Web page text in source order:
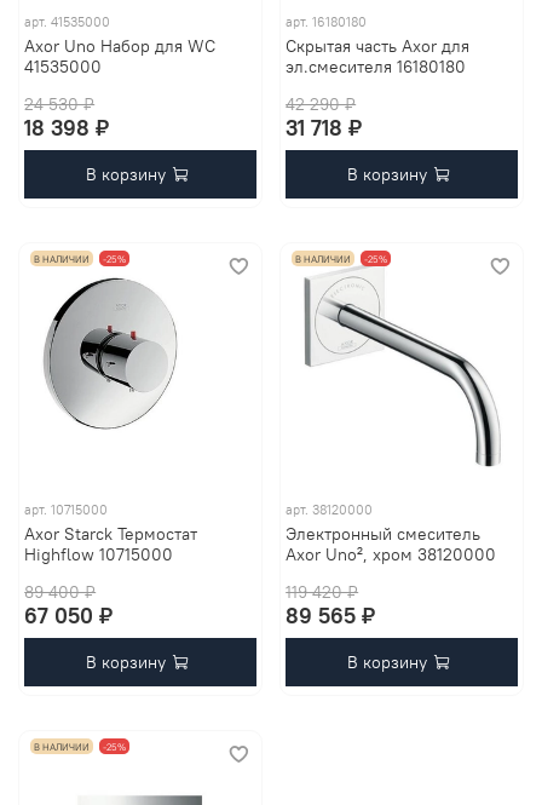
арт.41535000
Axor Uno Набор для WC
41535000
24 530 ₽
18 398 ₽
В корзину
арт.16180180
Скрытая часть Axor для
эл.смесителя 16180180
42 290 ₽
31 718 ₽
В корзину
В НАЛИЧИИ -25%
арт.10715000
Axor Starck Термостат
Highflow 10715000
89 400 ₽
67 050 ₽
В корзину
В НАЛИЧИИ -25%
арт.38120000
Электронный смеситель
Axor Uno², хром 38120000
119 420 ₽
89 565 ₽
В корзину
В НАЛИЧИИ -25%